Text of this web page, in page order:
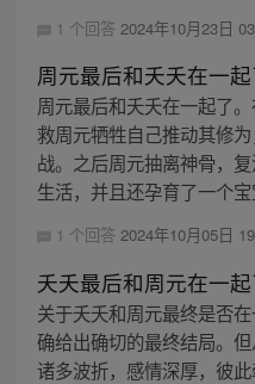
1 个回答 2024年10月23日
周元最后和夭夭在一
周元最后和夭夭在一起了
救周元牺牲自己推动其修
战。之后周元抽离神骨，
生活，并且还孕育了一个宝
1 个回答 2024年10月05日
夭夭最后和周元在一
关于夭夭和周元最终是否
确给出确切的最终结局。
诸多波折，感情深厚，彼此